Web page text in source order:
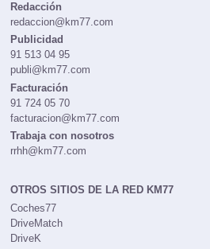
Redacción
redaccion@km77.com
Publicidad
91 513 04 95
publi@km77.com
Facturación
91 724 05 70
facturacion@km77.com
Trabaja con nosotros
rrhh@km77.com
OTROS SITIOS DE LA RED KM77
Coches77
DriveMatch
DriveK